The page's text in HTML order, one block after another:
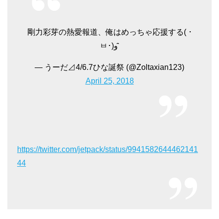
剛力彩芽の熱愛報道、俺はめっちゃ応援する( ･
ㅂ･)و ̑̑
— うーだ⊿4/6.7ひな誕祭 (@Zoltaxian123)
April 25, 2018
https://twitter.com/jetpack/status/9941582644462141
44